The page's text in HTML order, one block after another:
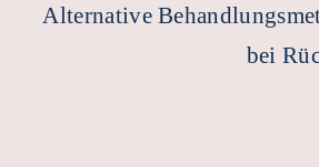
Alternative
bei